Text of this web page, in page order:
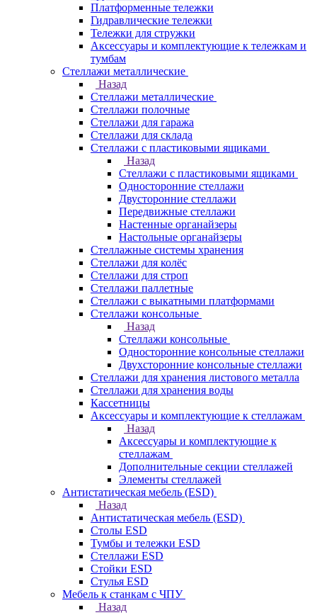
Платформенные тележки
Гидравлические тележки
Тележки для стружки
Аксесcуары и комплектующие к тележкам и
тумбам
Стеллажи металлические
Назад
Стеллажи металлические
Стеллажи полочные
Стеллажи для гаража
Стеллажи для склада
Стеллажи с пластиковыми ящиками
Назад
Стеллажи с пластиковыми ящиками
Односторонние стеллажи
Двусторонние стеллажи
Передвижные стеллажи
Настенные органайзеры
Настольные органайзеры
Стеллажные системы хранения
Стеллажи для колёс
Стеллажи для строп
Стеллажи паллетные
Стеллажи с выкатными платформами
Стеллажи консольные
Назад
Стеллажи консольные
Односторонние консольные стеллажи
Двухсторонние консольные стеллажи
Стеллажи для хранения листового металла
Стеллажи для хранения воды
Кассетницы
Аксесcуары и комплектующие к стеллажам
Назад
Аксесcуары и комплектующие к
стеллажам
Дополнительные секции стеллажей
Элементы стеллажей
Антистатическая мебель (ESD)
Назад
Антистатическая мебель (ESD)
Столы ESD
Тумбы и тележки ESD
Стеллажи ESD
Стойки ESD
Стулья ESD
Мебель к станкам с ЧПУ
Назад